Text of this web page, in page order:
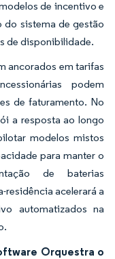
de incentivo e
sistema de gestão
de disponibilidade.
ancorados em tarifas
podem
de faturamento. No
a resposta ao longo
modelos mistos
para manter o
de baterias
residência acelerará a
automatizados na
Orquestra o